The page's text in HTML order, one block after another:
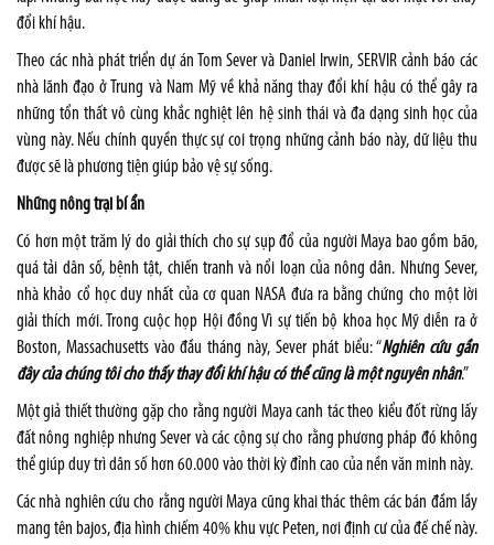
đổi khí hậu.
Theo các nhà phát triển dự án Tom Sever và Daniel Irwin, SERVIR cảnh báo các
nhà lãnh đạo ở Trung và Nam Mỹ về khả năng thay đổi khí hậu có thể gây ra
những tổn thất vô cùng khắc nghiệt lên hệ sinh thái và đa dạng sinh học của
vùng này. Nếu chính quyền thực sự coi trọng những cảnh báo này, dữ liệu thu
được sẽ là phương tiện giúp bảo vệ sự sống.
Những nông trại bí ẩn
Có hơn một trăm lý do giải thích cho sự sụp đổ của người Maya bao gồm bão,
quá tải dân số, bệnh tật, chiến tranh và nổi loạn của nông dân. Nhưng Sever,
nhà khảo cổ học duy nhất của cơ quan NASA đưa ra bằng chứng cho một lời
giải thích mới. Trong cuộc họp Hội đồng Vì sự tiến bộ khoa học Mỹ diễn ra ở
Boston, Massachusetts vào đầu tháng này, Sever phát biểu: “Nghiên cứu gần
đây của chúng tôi cho thấy thay đổi khí hậu có thể cũng là một nguyên nhân.”
Một giả thiết thường gặp cho rằng người Maya canh tác theo kiểu đốt rừng lấy
đất nông nghiệp nhưng Sever và các cộng sự cho rằng phương pháp đó không
thể giúp duy trì dân số hơn 60.000 vào thời kỳ đỉnh cao của nền văn minh này.
Các nhà nghiên cứu cho rằng người Maya cũng khai thác thêm các bán đầm lầy
mang tên bajos, địa hình chiếm 40% khu vực Peten, nơi định cư của đế chế này.